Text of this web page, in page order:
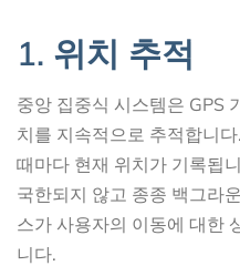
1. 위치 추적
중앙 집중식 시스템은 GPS
치를 지속적으로 추적합니
때마다 현재 위치가 기록됩
국한되지 않고 종종 백그라
스가 사용자의 이동에 대한
니다.